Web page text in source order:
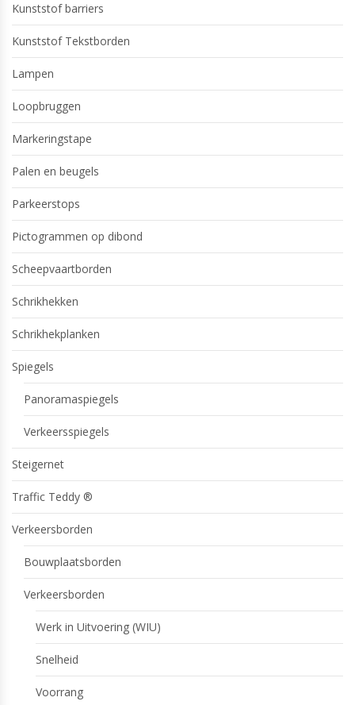
Kunststof barriers
Kunststof Tekstborden
Lampen
Loopbruggen
Markeringstape
Palen en beugels
Parkeerstops
Pictogrammen op dibond
Scheepvaartborden
Schrikhekken
Schrikhekplanken
Spiegels
Panoramaspiegels
Verkeersspiegels
Steigernet
Traffic Teddy ®
Verkeersborden
Bouwplaatsborden
Verkeersborden
Werk in Uitvoering (WIU)
Snelheid
Voorrang